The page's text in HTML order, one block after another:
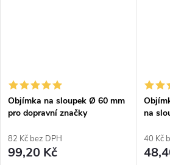
Objímka na sloupek Ø 60 mm
pro dopravní značky
82 Kč bez DPH
99,20 Kč
na
40 Kč